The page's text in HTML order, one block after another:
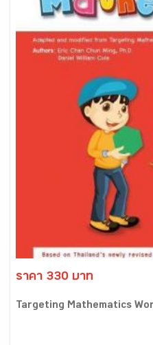
ราคา 330 บาท
Targeting Mathematics